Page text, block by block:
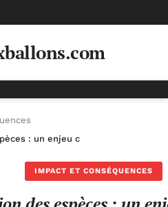
: un enjeu crucial pour la
IMPACT ET CONSÉQUENCES